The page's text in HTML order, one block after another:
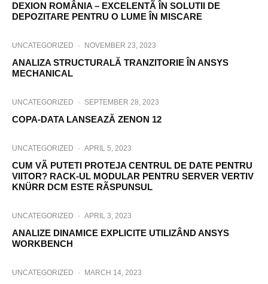
DEXION ROMÂNIA – EXCELENTÃ ÎN SOLUTII DE
DEPOZITARE PENTRU O LUME ÎN MISCARE
UNCATEGORIZED · NOVEMBER 23, 2023
ANALIZA STRUCTURALĂ TRANZITORIE ÎN ANSYS
MECHANICAL
UNCATEGORIZED · SEPTEMBER 28, 2023
COPA-DATA LANSEAZĂ ZENON 12
UNCATEGORIZED · APRIL 5, 2023
CUM VÃ PUTETI PROTEJA CENTRUL DE DATE PENTRU
VIITOR? RACK-UL MODULAR PENTRU SERVER VERTIV
KNÜRR DCM ESTE RÃSPUNSUL
UNCATEGORIZED · APRIL 3, 2023
ANALIZE DINAMICE EXPLICITE UTILIZÂND ANSYS
WORKBENCH
UNCATEGORIZED · MARCH 14, 2023